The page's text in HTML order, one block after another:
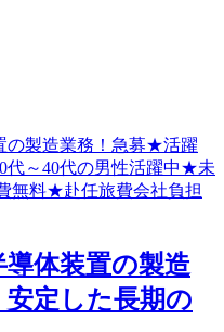
導体装置の製造
定した長期の